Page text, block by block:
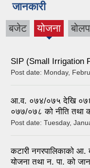
जानकारी
बजेट योजना
(active
SIP (Small Irrigation
Post date: Monday,
आ.व. ०७४/०७५ देखि
०७७/०७८ को नीति तथा
Post date: Tuesday,
कटारी नगरपालिकाको
योजना तथा न. पा. को